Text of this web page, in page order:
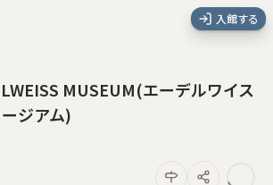
入館する
MUSEUM(エーデルワイス
ジアム)